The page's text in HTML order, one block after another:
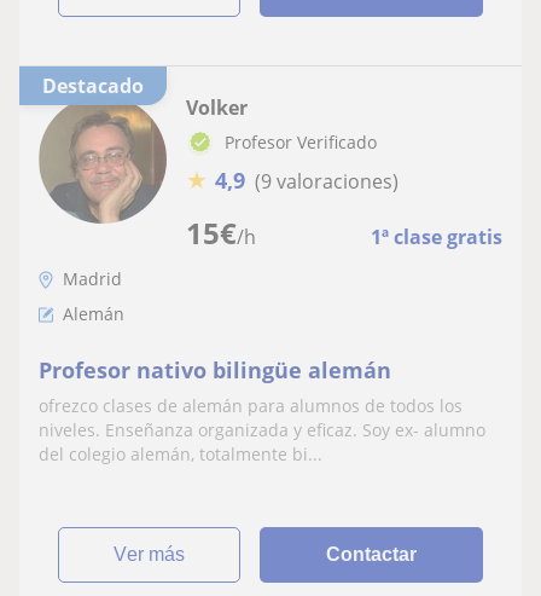
Destacado
15€/h 1ª clase gratis
Volker
Profesor Verificado
★ 4,9 (9 valoraciones)
Madrid
Alemán
Profesor nativo bilingüe alemán
ofrezco clases de alemán para alumnos de todos los
niveles. Enseñanza organizada y eficaz. Soy ex- alumno
del colegio alemán, totalmente bi...
ver más Contactar